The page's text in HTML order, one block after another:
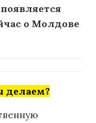
о Молдове
делаем?